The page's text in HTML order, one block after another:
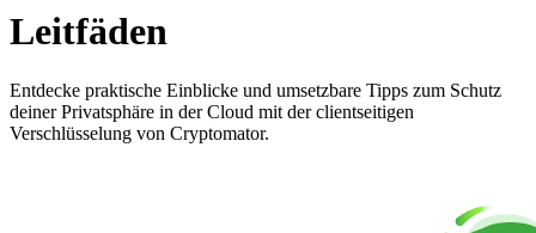
Leitfäden
Entdecke praktische Einblicke und umsetzbare Tipps zum Schutz
deiner Privatsphäre in der Cloud mit der clientseitigen
Verschlüsselung von Cryptomator.